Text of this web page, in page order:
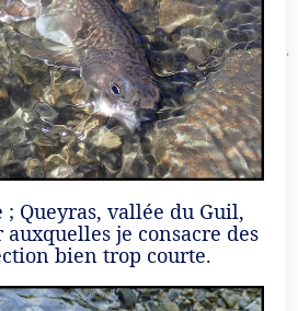
; Queyras, vallée du Guil,
auxquelles je consacre des
bien trop courte.